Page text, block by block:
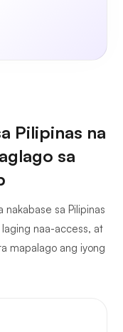
Pilipinas na
sa
sa Pilipinas
naa-access, at
mapalago ang iyong